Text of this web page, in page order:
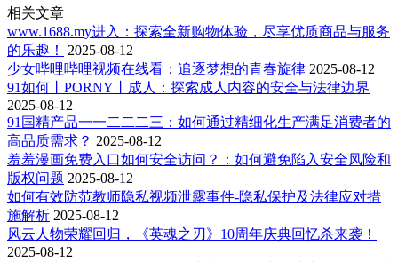
相关文章
www.1688.my进入：探索全新购物体验，尽享优质商品与服务
的乐趣！
2025-08-12
少女哔哩哔哩视频在线看：追逐梦想的青春旋律 2025-08-12
91如何丨PORNY丨成人：探索成人内容的安全与法律边界
2025-08-12
91国精产品一一二二二三：如何通过精细化生产满足消费者的
高品质需求？ 2025-08-12
羞羞漫画免费入口如何安全访问？：如何避免陷入安全风险和
版权问题 2025-08-12
如何有效防范教师隐私视频泄露事件-隐私保护及法律应对措
施解析 2025-08-12
风云人物荣耀回归，《英魂之刃》10周年庆典回忆杀来袭！
2025-08-12